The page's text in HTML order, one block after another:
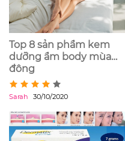
Top 8 sản phẩm kem
dưỡng ẩm body mùa
đông
Sarah 30/10/2020